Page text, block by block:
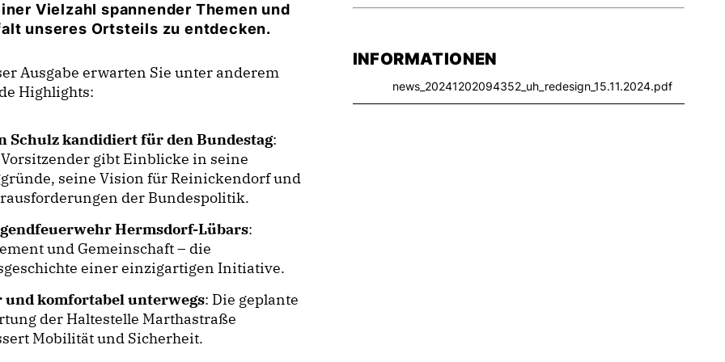
Vielzahl spannender Themen und
unseres Ortsteils zu entdecken.
Ausgabe erwarten Sie unter anderem
Highlights:
Schulz kandidiert für den Bundestag:
gibt Einblicke in seine
seine Vision für Reinickendorf und
der Bundespolitik.
Hermsdorf-Lübars:
und Gemeinschaft – die
einer einzigartigen Initiative.
und komfortabel unterwegs: Die geplante
der Haltestelle Marthastraße
Mobilität und Sicherheit.
INFORMATIONEN
news_20241202094352_uh_redesign_15.11.2024.pdf